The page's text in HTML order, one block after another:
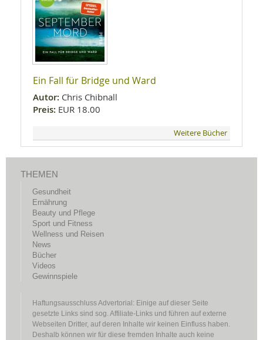
Ein Fall für Bridge und Ward
Autor: Chris Chibnall
Preis: EUR 18.00
Weitere Bücher
THEMEN
Gesundheit
Ernährung
Beauty und Pflege
Sport und Fitness
Wellness und Reisen
News
Bücher
Videos
Gewinnspiele
Haftungsausschluss Advertorial: Einige auf dieser Seite
gesetzte Links sind sog. Affiliate-Links und führen auf externe
Webseiten Dritter, auf deren Inhalte wir keinen Einfluss haben.
Deshalb können wir für diese fremden Inhalte auch keine